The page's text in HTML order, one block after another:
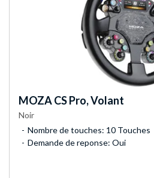
MOZACS Pro, Volant
Noir
Nombre de touches: 10 Touches
Demande de reponse: Oui